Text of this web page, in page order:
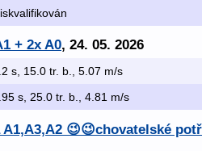
+ 2x A0, 24. 05. 2026
s, 15.0 tr. b., 5.07 m/s
s, 25.0 tr. b., 4.81 m/s
😉😉chovatelské